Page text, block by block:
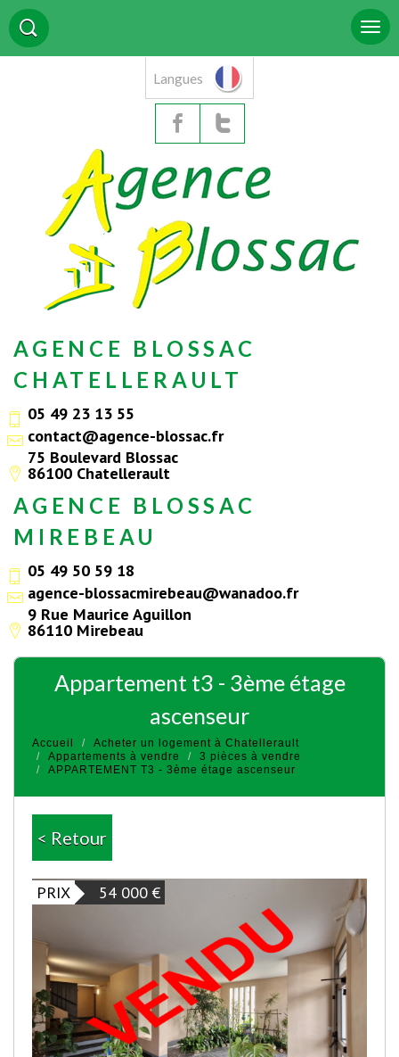
Langues
AGENCE BLOSSAC
CHATELLERAULT
05 49 23 13 55
contact@agence-blossac.fr
75 Boulevard Blossac
86100 Chatellerault
AGENCE BLOSSAC
MIREBEAU
05 49 50 59 18
agence-blossacmirebeau@wanadoo.fr
9 Rue Maurice Aguillon
86110 Mirebeau
appartement t3 - 3ème étage
ascenseur
Accueil
Acheter un logement à Chatellerault
Appartements à vendre
3 pièces à vendre
APPARTEMENT T3 - 3ème étage ascenseur
< Retour
PRIX 54 000 €